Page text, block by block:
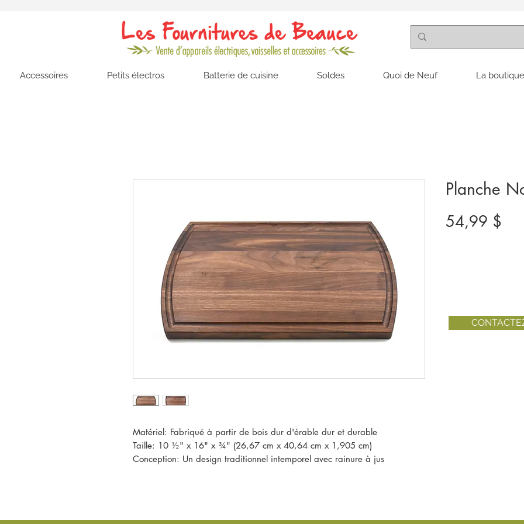
Accessoires Petits électros Batterie de cuisine Soldes Quoi de Neuf La
Matériel: Fabriqué à partir de bois dur d'érable dur et durable
Taille: 10 ½" x 16" x ¾" (26,67 cm x 40,64 cm x 1,905 cm)
Conception: Un design traditionnel intemporel avec rainure à jus
Planche
54,99 $